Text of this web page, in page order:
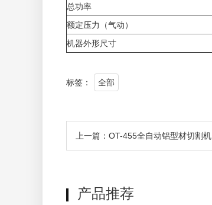
总功率
额定压力（气动）
机器外形尺寸
标签： 全部
上一篇：OT-455全自动铝型材切割机
产品推荐